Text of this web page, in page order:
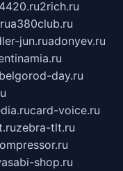
2rich.ru
a380club.ru
jun.ruadonyev.ru
belgorod-day.ru
card-voice.ru
zebra-tlt.ru
shop.ru